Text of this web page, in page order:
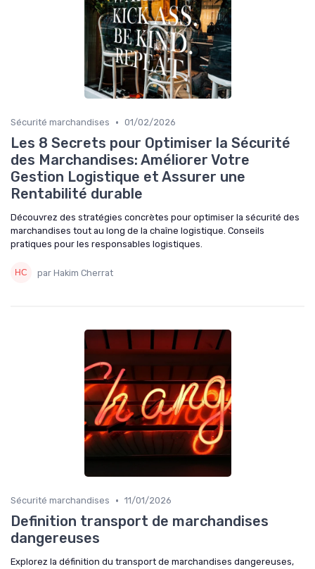
Sécurité marchandises • 01/02/2026
Les 8 Secrets pour Optimiser la Sécurité
des Marchandises: Améliorer Votre
Gestion Logistique et Assurer une
Rentabilité durable
Découvrez des stratégies concrètes pour optimiser la sécurité des
marchandises tout au long de la chaîne logistique. Conseils
pratiques pour les responsables logistiques.
par Hakim Cherrat
Sécurité marchandises • 11/01/2026
Definition transport de marchandises
dangereuses
Explorez la définition du transport de marchandises dangereuses,